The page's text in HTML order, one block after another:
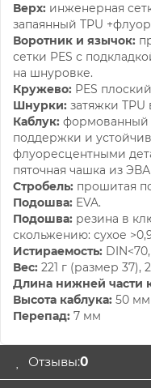
Верх: инженерная
запаянный TPU
Воротник и язычок:
сетки PES с
на шнуровке.
Кружево: PES
Шнурки: затяжки TPU
Каблук: формованный
поддержки и
флуоресцентными
пяточная чашка из ЭВА
Стробель: прошитая
Подошва: EVA.
Подошва: резина в
скольжению: сухое
Истираемость:
Вес: 221 г (размер 37),
Длина нижней части
Высота каблука: 50 мм
Перепад: 7 мм
Отзывы:0